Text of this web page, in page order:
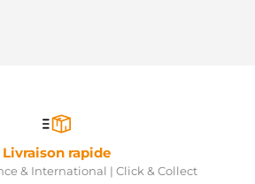
Livraison rapide
& International | Click & Collect